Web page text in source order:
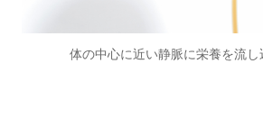
体の中心に近い静脈に栄養を流し